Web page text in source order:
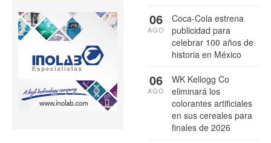
Coca-Cola estrena
publicidad para
celebrar 100 años de
historia en México
06
AGO
WK Kellogg Co
eliminará los
colorantes artificiales
en sus cereales para
finales de 2026
06
AGO